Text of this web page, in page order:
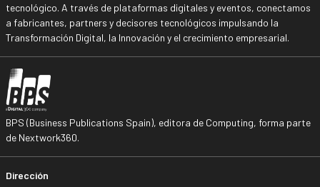
tecnológico. A través de plataformas digitales y eventos, conectamos
a fabricantes, partners y decisores tecnológicos impulsando la
Transformación Digital, la Innovación y el crecimiento empresarial.
BPS (Business Publications Spain), editora de Computing, forma parte
de Nextwork360.
Dirección